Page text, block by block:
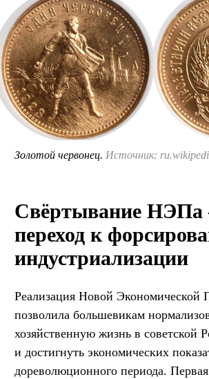
Золотой червонец. Источник:
Свёртывание
переход к
индустриализации
Реализация Новой Экономической
позволила большевикам
хозяйственную жизнь в советской
и достигнуть экономических
дореволюционного периода.